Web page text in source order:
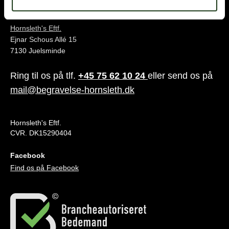
Hornsleth's Eftf.
Ejnar Schous Allé 15
7130 Juelsminde
Ring til os på tlf. +45 75 62 10 24 eller send os på
mail@begravelse-hornsleth.dk
Hornsleth's Eftf.
CVR. DK15290404
Facebook
Find os på Facebook